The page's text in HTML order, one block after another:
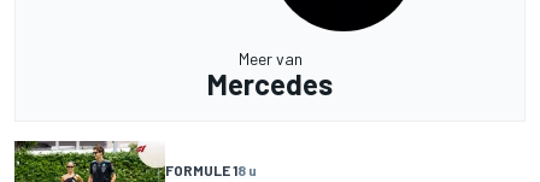
Meer van
Mercedes
FORMULE 18 u